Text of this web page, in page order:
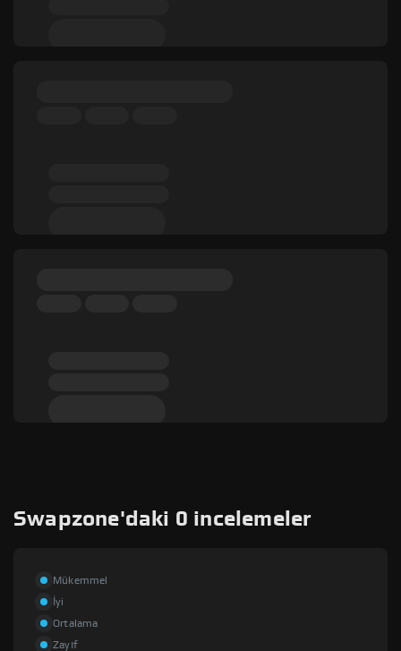
Swapzone'daki 0 incelemeler
Mükemmel
İyi
Ortalama
Zayıf